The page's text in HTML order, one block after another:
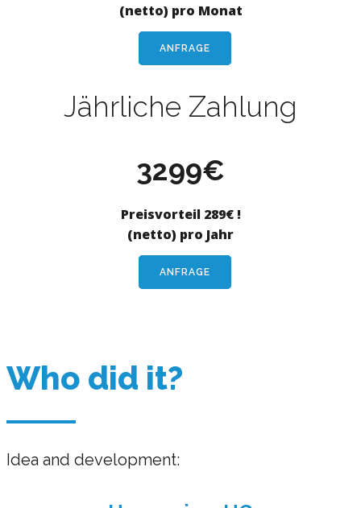
(netto) pro Monat
ANFRAGE
Jährliche Zahlung
3299€
Preisvorteil 289€ !
(netto) pro Jahr
ANFRAGE
Who did it?
Idea and development: